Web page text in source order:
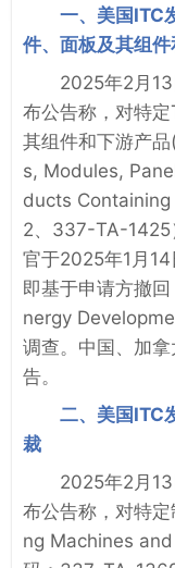
一、美国ITC
件、面板及其组
2025年2月
布公告称，对特
其组件和下游产
s, Modules,
ducts
2、337-TA-1425
官于2025年1月14
即基于申请方撤
nergy
调查。中国、加
告。
二、美国ITC
裁
2025年2月
布公告称，对特
ng Machines